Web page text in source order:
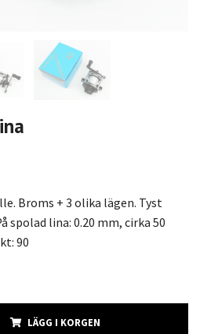
Broms + 3 olika lägen. Tyst
spolad lina: 0.20 mm, cirka 50
90
LÄGG I KORGEN